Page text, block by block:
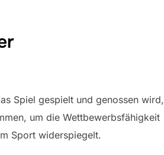
Spiel gespielt und genossen wird,
um die Wettbewerbsfähigkeit
Sport widerspiegelt.